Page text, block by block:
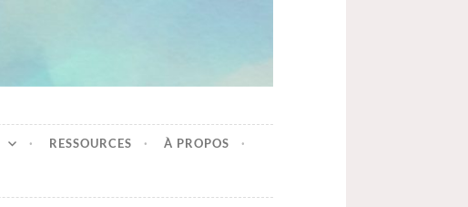
RESSOURCES À PROPOS